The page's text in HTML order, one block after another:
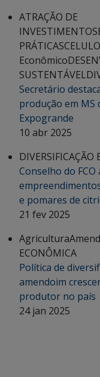
ATRAÇÃO DE
INVESTIMENTOS
PRÁTICAS
Econômico
SUSTENTÁVEL
Secretário
produção em MS
Expogrande
10 abr 2025
DIVERSIFICAÇÃO
Conselho do
e pomares de
21 fev 2025
Agricultura
ECONÔMICA
Política de
amendoim
produtor no país
24 jan 2025